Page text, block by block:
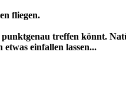
fliegen.
treffen könnt.
einfallen lassen...